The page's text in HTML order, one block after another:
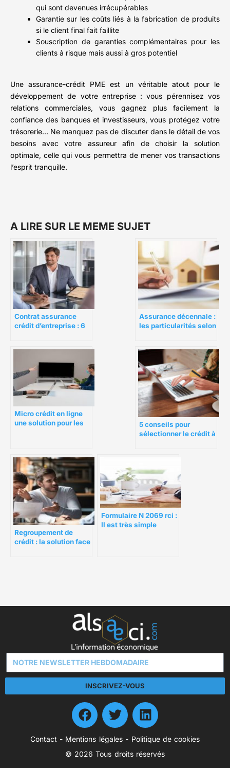
qui sont devenues irrécupérables
Garantie sur les coûts liés à la fabrication de produits
si le client final fait faillite
Souscription de garanties complémentaires pour les
clients à risque mais aussi à gros potentiel
Une assurance-crédit PME est un véritable atout pour le
développement de votre entreprise : vous pérennisez vos
relations commerciales, vous gagnez plus facilement la
confiance des banques et investisseurs, vous protégez votre
trésorerie… Ne manquez pas de discuter dans le détail de vos
besoins avec votre assureur afin de choisir la solution
optimale, celle qui vous permettra de mener vos transactions
l’esprit tranquille.
A LIRE SUR LE MEME SUJET
Contrat assurance
crédit d’entreprise : 6
Assurance décennale :
les particularités selon
Micro crédit en ligne
une solution pour les
5 conseils pour
sélectionner le crédit à
Regroupement de
crédit : la solution face
Formulaire N 2069 rci :
Il est très simple
INSCRIVEZ-VOUS
Contact - Mentions légales- Politique de cookies
© 2026 Tous droits réservés